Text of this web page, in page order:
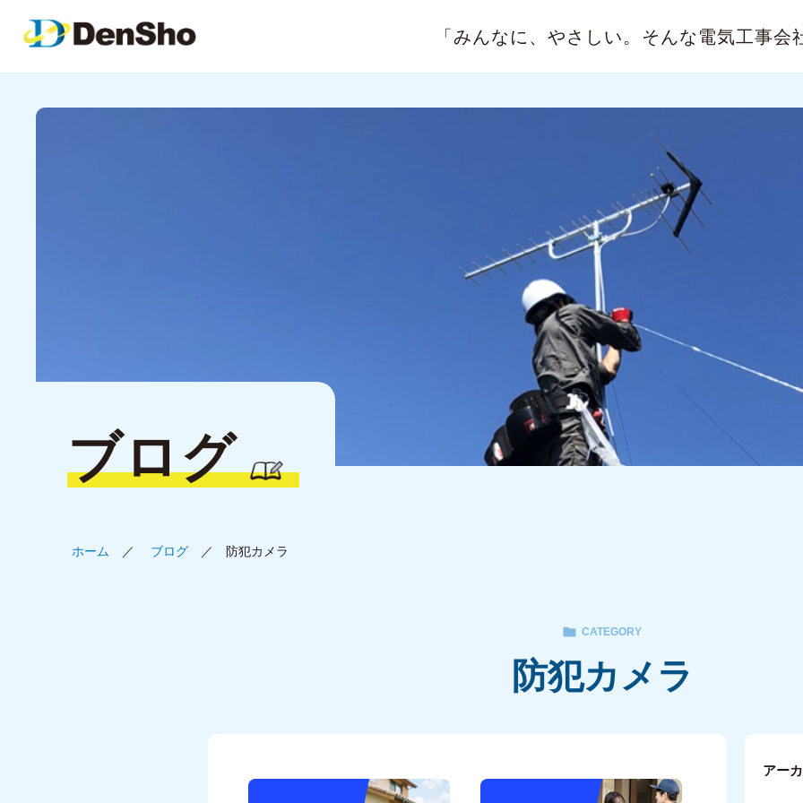
「みんなに、やさしい。 そんな電気工事会
ブログ
ホーム ブログ 防犯カメラ
CATEGORY
防犯カメラ
アー